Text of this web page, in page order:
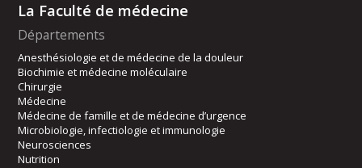
La Faculté de médecine
Départements
Anesthésiologie et de médecine de la douleur
Biochimie et médecine moléculaire
Chirurgie
Médecine
Médecine de famille et de médecine d’urgence
Microbiologie, infectiologie et immunologie
Neurosciences
Nutrition